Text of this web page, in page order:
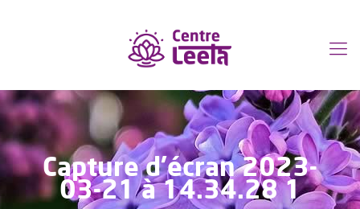
Capture d’écran 2023-
03-21 à 14.34.28 1